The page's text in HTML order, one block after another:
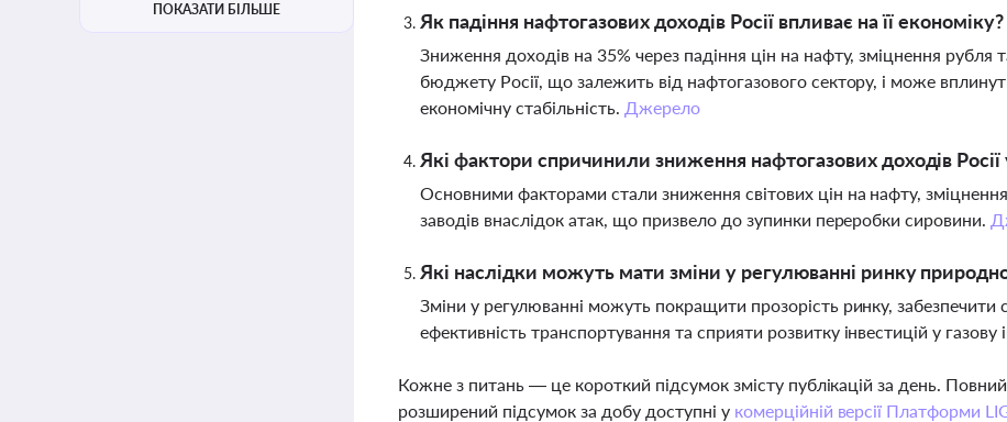
ПОКАЗАТИ БІЛЬШЕ Як падіння нафтогазових доходів Росії впливає на її економіку?
Зниження доходів на 35% через падіння цін на нафту, зміцнення
бюджету Росії, що залежить від нафтогазового сектору, і може
економічну стабільність. Джерело
Які фактори спричинили зниження нафтогазових доходів
Основними факторами стали зниження світових цін на нафту,
заводів внаслідок атак, що призвело до зупинки переробки сировини.
Які наслідки можуть мати зміни у регулюванні ринку
Зміни у регулюванні можуть покращити прозорість ринку, забезпечити
ефективність транспортування та сприяти розвитку інвестицій у газову
Кожне з питань — це короткий підсумок змісту публікацій за день.
розширений підсумок за добу доступні у комерційній версії Платформи